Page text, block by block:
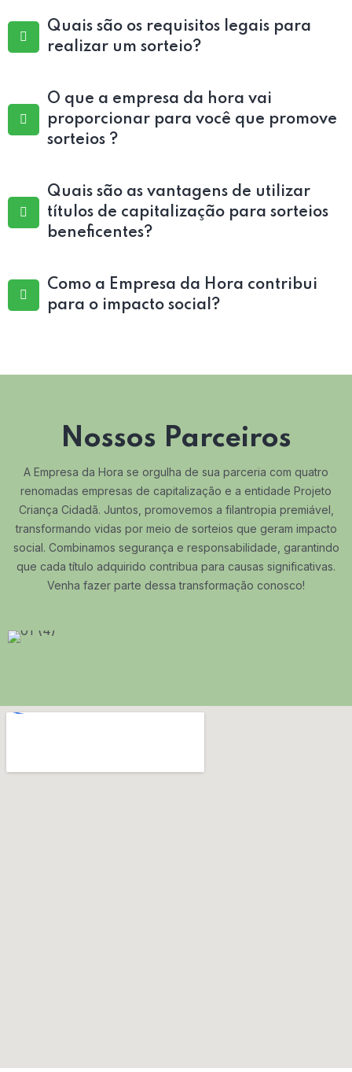
Quais são os requisitos legais para
realizar um sorteio?
O que a empresa da hora vai
proporcionar para você que promove
sorteios ?
Quais são as vantagens de utilizar
títulos de capitalização para sorteios
beneficentes?
Como a Empresa da Hora contribui
para o impacto social?
Nossos Parceiros
A Empresa da Hora se orgulha de sua parceria com quatro
renomadas empresas de capitalização e a entidade Projeto
Criança Cidadã. Juntos, promovemos a filantropia premiável,
transformando vidas por meio de sorteios que geram impacto
social. Combinamos segurança e responsabilidade, garantindo
que cada título adquirido contribua para causas significativas.
Venha fazer parte dessa transformação conosco!